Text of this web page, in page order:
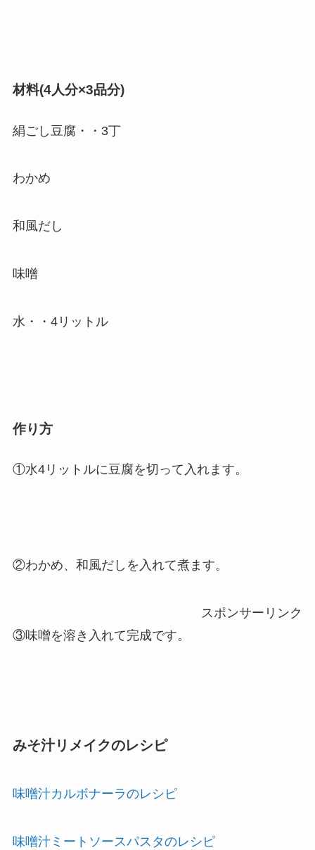
材料(4人分×3品分)
絹ごし豆腐・・3丁
わかめ
和風だし
味噌
水・・4リットル
作り方
①水4リットルに豆腐を切って入れます。
②わかめ、和風だしを入れて煮ます。
スポンサーリンク
③味噌を溶き入れて完成です。
みそ汁リメイクのレシピ
味噌汁カルボナーラのレシピ
味噌汁ミートソースパスタのレシピ